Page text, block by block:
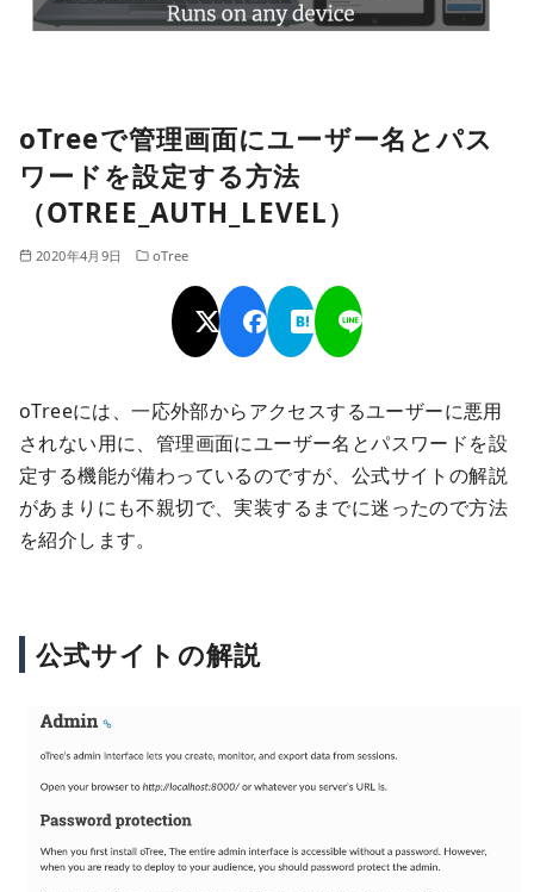
oTreeで管理画面にユーザー名とパス
ワードを設定する方法
（OTREE_AUTH_LEVEL）
2020年4月9日 oTree
oTreeには、一応外部からアクセスするユーザーに悪用
されない用に、管理画面にユーザー名とパスワードを設
定する機能が備わっているのですが、公式サイトの解説
があまりにも不親切で、実装するまでに迷ったので方法
を紹介します。
公式サイトの解説